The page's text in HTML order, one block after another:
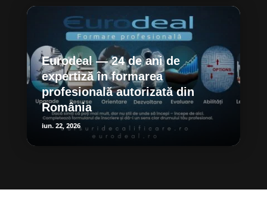
Eurodeal — 24 de ani de
expertiză în formarea
profesională autorizată din
România
iun. 22, 2026